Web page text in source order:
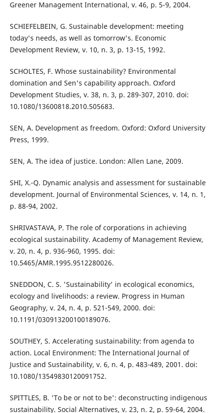
Greener Management International, v. 46, p. 5-9, 2004.
SCHIEFELBEIN, G. Sustainable development: meeting
today's needs, as well as tomorrow's. Economic
Development Review, v. 10, n. 3, p. 13-15, 1992.
SCHOLTES, F. Whose sustainability? Environmental
domination and Sen's capability approach. Oxford
Development Studies, v. 38, n. 3, p. 289-307, 2010. doi:
10.1080/13600818.2010.505683.
SEN, A. Development as freedom. Oxford: Oxford University
Press, 1999.
SEN, A. The idea of justice. London: Allen Lane, 2009.
SHI, X.-Q. Dynamic analysis and assessment for sustainable
development. Journal of Environmental Sciences, v. 14, n. 1,
p. 88-94, 2002.
SHRIVASTAVA, P. The role of corporations in achieving
ecological sustainability. Academy of Management Review,
v. 20, n. 4, p. 936-960, 1995. doi:
10.5465/AMR.1995.9512280026.
SNEDDON, C. S. 'Sustainability' in ecological economics,
ecology and livelihoods: a review. Progress in Human
Geography, v. 24, n. 4, p. 521-549, 2000. doi:
10.1191/030913200100189076.
SOUTHEY, S. Accelerating sustainability: from agenda to
action. Local Environment: The International Journal of
Justice and Sustainability, v. 6, n. 4, p. 483-489, 2001. doi:
10.1080/13549830120091752.
SPITTLES, B. 'To be or not to be': deconstructing indigenous
sustainability. Social Alternatives, v. 23, n. 2, p. 59-64, 2004.